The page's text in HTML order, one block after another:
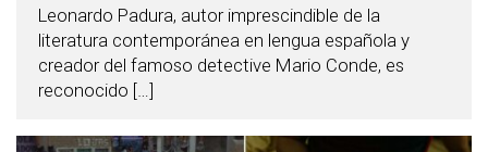
Leonardo Padura, autor imprescindible de la
literatura contemporánea en lengua española y
creador del famoso detective Mario Conde, es
reconocido […]